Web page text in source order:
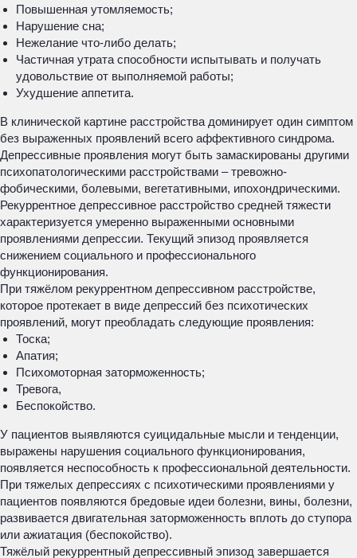
Повышенная утомляемость;
Нарушение сна;
Нежелание что-либо делать;
Частичная утрата способности испытывать и получать
удовольствие от выполняемой работы;
Ухудшение аппетита.
В клинической картине расстройства доминирует один симптом
без выраженных проявлений всего аффективного синдрома.
Депрессивные проявления могут быть замаскированы другими
психопатологическими расстройствами – тревожно-
фобическими, болевыми, вегетативными, ипохондрическими.
Рекуррентное депрессивное расстройство средней тяжести
характеризуется умеренно выраженными основными
проявлениями депрессии. Текущий эпизод проявляется
снижением социального и профессионального
функционирования.
При тяжёлом рекуррентном депрессивном расстройстве,
которое протекает в виде депрессий без психотических
проявлений, могут преобладать следующие проявления:
Тоска;
Апатия;
Психомоторная заторможенность;
Тревога,
Беспокойство.
У пациентов выявляются суицидальные мысли и тенденции,
выражены нарушения социального функционирования,
появляется неспособность к профессиональной деятельности.
При тяжелых депрессиях с психотическими проявлениями у
пациентов появляются бредовые идеи болезни, вины, болезни,
развивается двигательная заторможенность вплоть до ступора
или ажиатация (беспокойство).
Тяжёлый рекуррентный депрессивный эпизод завершается